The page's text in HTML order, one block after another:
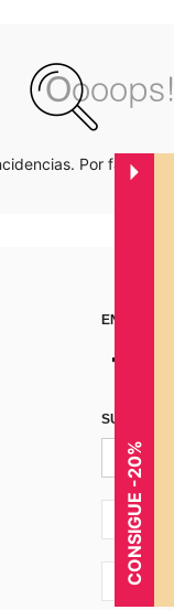
Por favor
AR + 54
AR + 54
CONSIGUE -20%